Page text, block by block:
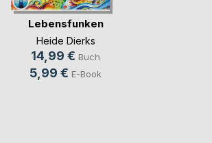
Lebensfunken
Heide Dierks
14,99 € Buch
5,99 € E-Book